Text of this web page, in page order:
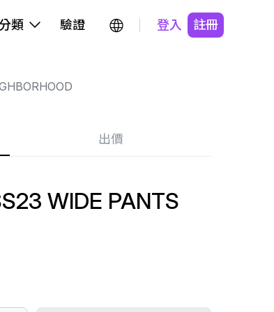
類 驗證 登入 註冊
出價
WIDE PANTS